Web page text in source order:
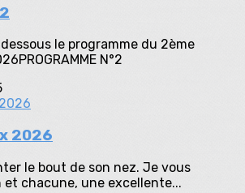
le programme du 2ème
N°2
2026
le bout de son nez. Je vous
chacune, une excellente...